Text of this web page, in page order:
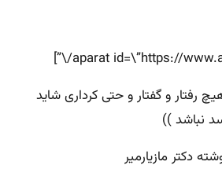
و گفتار و حتی کرداری شاید
نباشد ))
دکتر مازیارمیر